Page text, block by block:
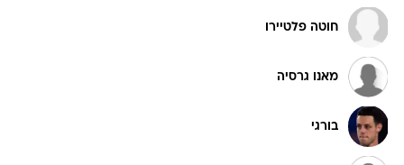
חוטה פלטיירו
מאנו גרסיה
בורגי